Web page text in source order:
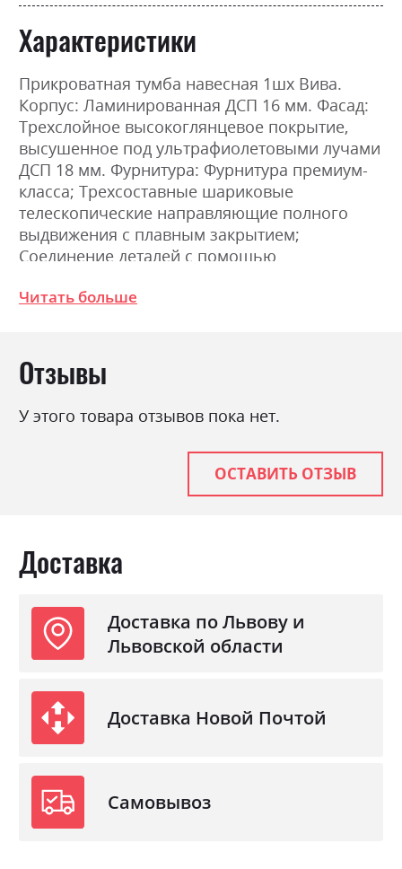
Характеристики
Прикроватная тумба навесная 1шх Вива.
Корпус: Ламинированная ДСП 16 мм. Фасад:
Трехслойное высокоглянцевое покрытие,
высушенное под ультрафиолетовыми лучами
ДСП 18 мм. Фурнитура: Фурнитура премиум-
класса; Трехсоставные шариковые
телескопические направляющие полного
выдвижения с плавным закрытием;
Соединение деталей с помощью
Ширина 55.0см, Высота 16.0см, Глубина
Фабрика:
Цвет (Фасад):
білий/білий глянець
мінімалізм, модерн
Читать больше
Отзывы
У этого товара отзывов пока нет.
ОСТАВИТЬ ОТЗЫВ
Доставка
Доставка по Львову и
Львовской области
Доставка Новой Почтой
Самовывоз